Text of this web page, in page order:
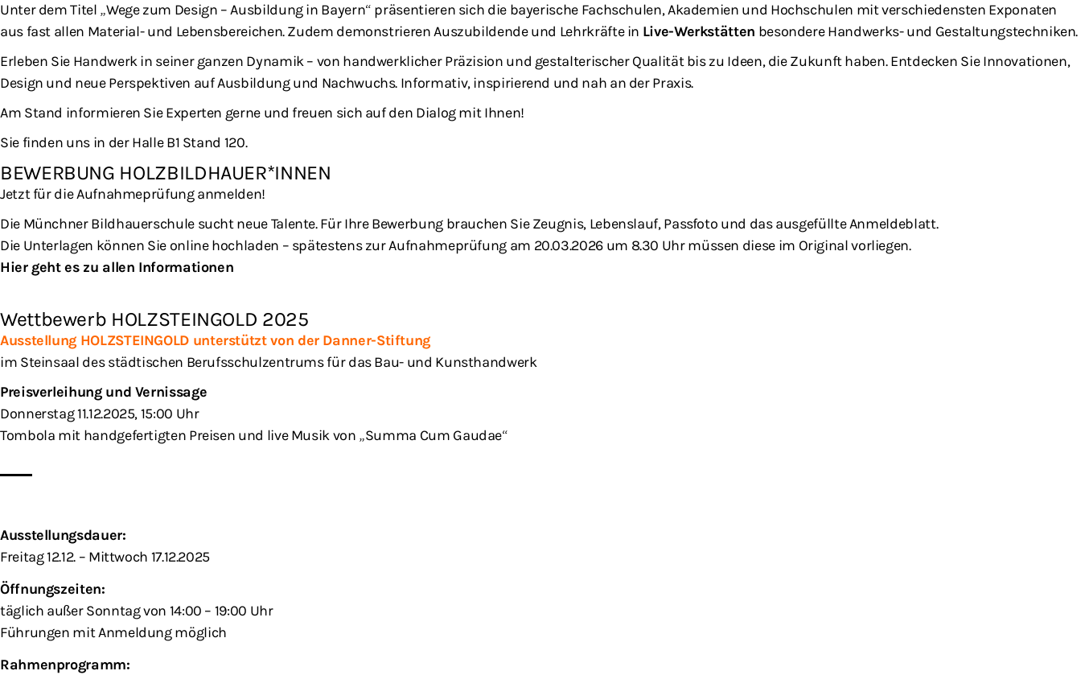
Unter dem Titel „Wege zum Design – Ausbildung in Bayern“ präsentieren sich die bayerische Fachschulen, Akademien und Hochschulen mit verschiedensten Exponaten
aus fast allen Material- und Lebensbereichen. Zudem demonstrieren Auszubildende und Lehrkräfte in Live-Werkstätten besondere Handwerks- und Gestaltungstechniken.
Erleben Sie Handwerk in seiner ganzen Dynamik – von handwerklicher Präzision und gestalterischer Qualität bis zu Ideen, die Zukunft haben. Entdecken Sie Innovationen,
Design und neue Perspektiven auf Ausbildung und Nachwuchs. Informativ, inspirierend und nah an der Praxis.
Am Stand informieren Sie Experten gerne und freuen sich auf den Dialog mit Ihnen!
Sie finden uns in der Halle B1 Stand 120.
BEWERBUNG HOLZBILDHAUER*INNEN
Jetzt für die Aufnahmeprüfung anmelden!
Die Münchner Bildhauerschule sucht neue Talente. Für Ihre Bewerbung brauchen Sie Zeugnis, Lebenslauf, Passfoto und das ausgefüllte Anmeldeblatt.
Die Unterlagen können Sie online hochladen – spätestens zur Aufnahmeprüfung am 20.03.2026 um 8.30 Uhr müssen diese im Original vorliegen.
Hier geht es zu allen Informationen
Wettbewerb HOLZSTEINGOLD 2025
Ausstellung HOLZSTEINGOLD unterstützt von der Danner-Stiftung
im Steinsaal des städtischen Berufsschulzentrums für das Bau- und Kunsthandwerk
Preisverleihung und Vernissage
Donnerstag 11.12.2025, 15:00 Uhr
Tombola mit handgefertigten Preisen und live Musik von „Summa Cum Gaudae“
Ausstellungsdauer:
Freitag 12.12. – Mittwoch 17.12.2025
Öffnungszeiten:
täglich außer Sonntag von 14:00 – 19:00 Uhr
Führungen mit Anmeldung möglich
Rahmenprogramm: